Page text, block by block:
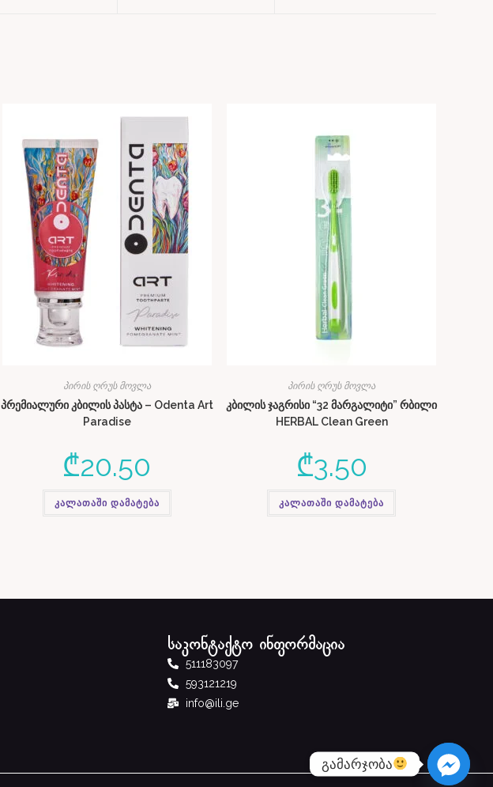
პირის ღრუს მოვლა
პრემიალური კბილის პასტა – Odenta Art
Paradise
₾20.50
კალათაში დამატება
პირის ღრუს მოვლა
კბილის ჯაგრისი “32 მარგალიტი” რბილი
HERBAL Clean Green
₾3.50
კალათაში დამატება
საკონტაქტო ინფორმაცია
511183097
593121219
info@ili.ge
გამარჯობა